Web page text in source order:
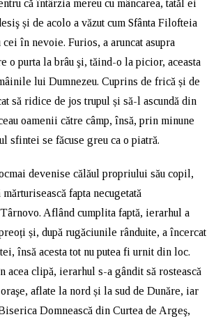
că întârzia mereu cu mâncarea, tatăl ei
și de acolo a văzut cum Sfânta Filofteia
în nevoie. Furios, a aruncat asupra
o purta la brâu şi, tăind-o la picior, aceasta
lui Dumnezeu. Cuprins de frică și de
să ridice de jos trupul și să-l ascundă din
oamenii către câmp, însă, prin minune
sfintei se făcuse greu ca o piatră.
devenise călăul propriului său copil,
fapta necugetată
Aflând cumplita faptă, ierarhul a
și, după rugăciunile rânduite, a încercat
însă acesta tot nu putea fi urnit din loc.
acea clipă, ierarhul s-a gândit să rostească
aflate la nord și la sud de Dunăre, iar
Domnească din Curtea de Argeş,